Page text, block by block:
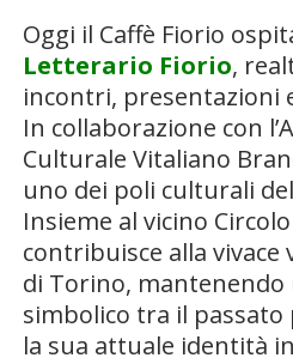
Oggi il Caffè Fiorio
Letterario Fiorio,
incontri, presentazioni
In collaborazione con l’
Culturale Vitaliano
uno dei poli culturali
Insieme al vicino
contribuisce alla vivace
di Torino, mantenendo
simbolico tra il passato
la sua attuale identità